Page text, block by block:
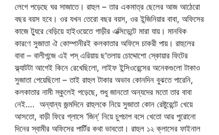
লেগে পড়েছে ঘর সাজাতে। রাহুল – তার একমাত্র ছেলের আজ আঠেরো
বছর বয়স হবে। ওর যখন তেরো বছর বয়স, ওর ইন্জিনিয়ার বাবা, অফিসের
কাজে ট্যুরে বেড়িয়ে হাইওয়েতে গাড়ীর এক্সিডেন্টে মারা যায়। মানবিক
কারণে সুজাতা ঐ কোম্পানীরই কলকাতার অফিসে চাকরী পায়। রাহুলের
বাবা – বালীগন্জে এই পস্ এরিয়ায় ছ’তলায় চোদ্দোশো স্কোয়ার ফিটের
ফ্ল্যাটটা আগেই কিনে রেখেছিলো, লাইফ ইন্সিওরেন্সের অনেকগুলো টাকাও
সুজাতা পেয়েছিলো – তাই রাহুল টাকার অভাব কোনদিন বুঝতে পারেনি,
কলকাতার নামী স্কুলেই পড়েছে, শুধু জানতো অন্যদের মতো তার বাবা
নেই…. অন্যান্য জন্মদিনে রাহুলকে নিয়ে সুজাতা কোন রেষ্টুরেন্টে খেয়ে
আসতো, বাড়ী ফিরে গ্লাসে ‘জিন্’ নিয়ে চুপচাপ বসে খেতো আর পুরোনো
দিনের স্বামীর অফিসের পার্টির কথা ভাবতো। রাহুল ১২ ক্লাসের ফাইনাল